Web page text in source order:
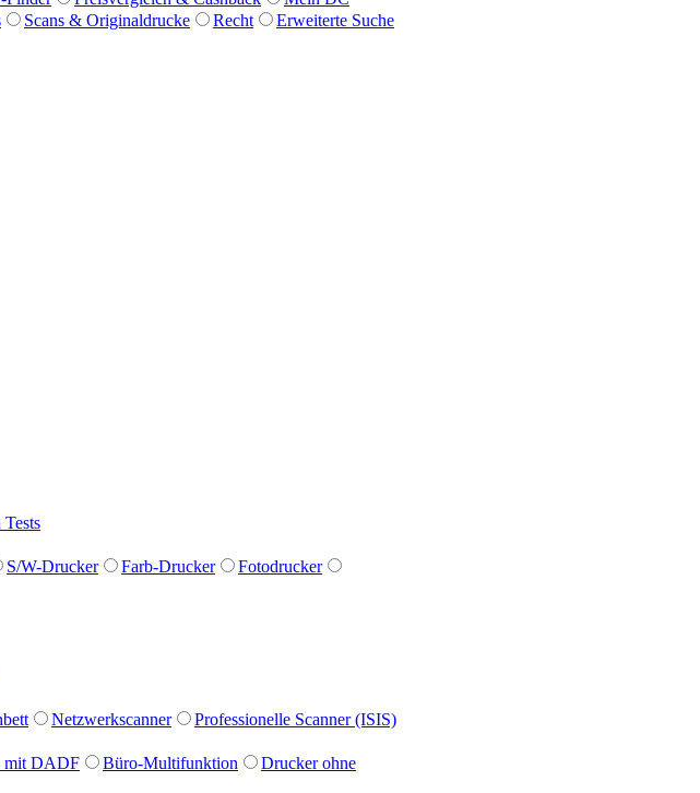
Scans & Originaldrucke Recht
Erweiterte Suche
Tests
S/W-Drucker Farb-Drucker
Fotodrucker
Netzwerkscanner
Professionelle Scanner (ISIS)
mit DADF Büro-Multifunktion
Drucker ohne